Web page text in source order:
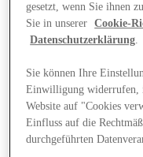
Angebote
gesetzt, wenn Sie ihnen
Sie in unserer
Cookie-
Datenschutzerklärung.
Sie können Ihre
Einwilligung widerrufen,
Website auf "Cookies
Einfluss auf die
durchgeführten